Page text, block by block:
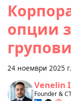
опции
24 ноември 2025 г.
Venelin
Founder &